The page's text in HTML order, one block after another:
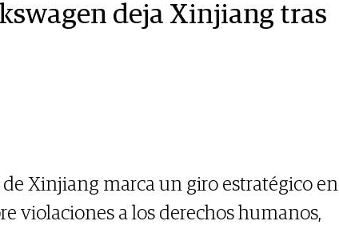
deja Xinjiang tras
de Xinjiang marca un giro estratégico en
violaciones a los derechos humanos,